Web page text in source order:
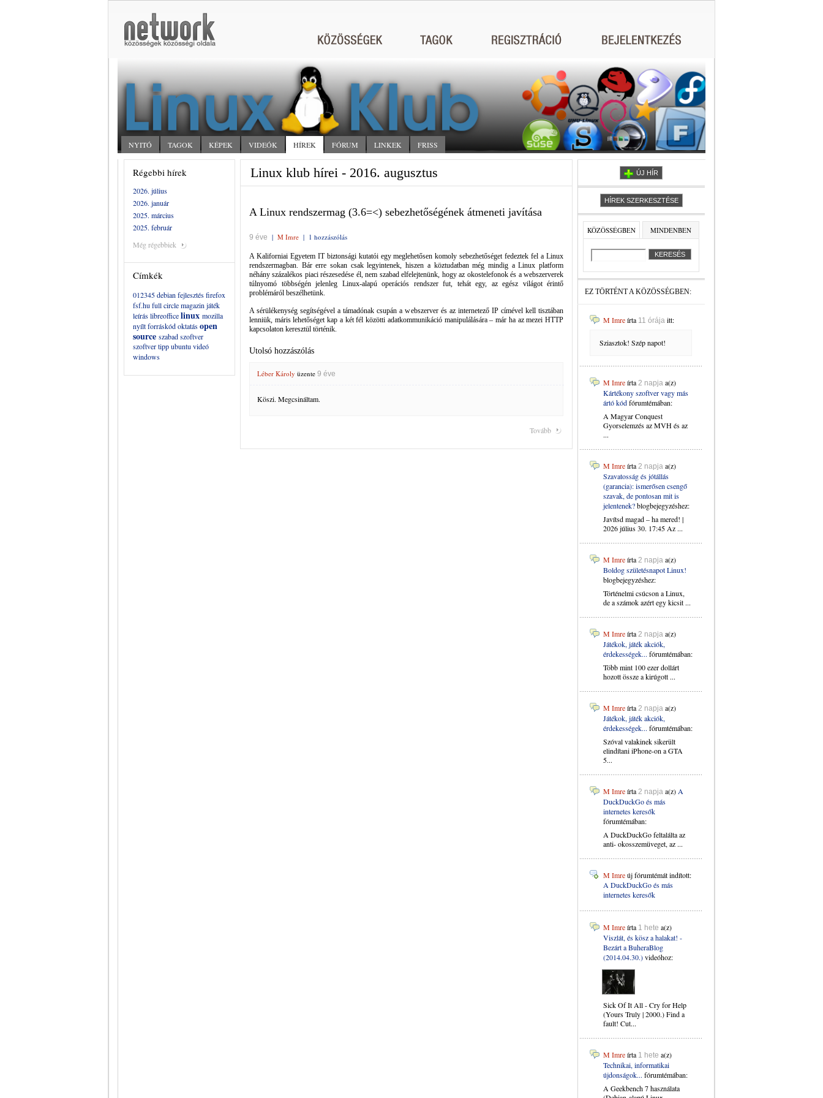
NYITÓ TAGOK KÉPEK VIDEÓK HÍREK FÓRUM LINKEK FRISS
Régebbi hírek
2026. július
2026. január
2025. március
2025. február
Még régebbiek
Címkék
012345debian fejlesztésfirefox
fsf.hu full circle magazin játék
leíráslibreofficelinux mozilla
nyílt forráskódoktatásopen
source szabad szoftver
szoftvertippubuntu videó
windows
Linux klub hírei - 2016. augusztus
A Linux rendszermag (3.6=<) sebezhetőségének átmeneti javítása
9 éve | M Imre | 1 hozzászólás
A Kaliforniai Egyetem IT biztonsági kutatói egy meglehetősen komoly sebezhetőséget fedeztek fel a Linux
rendszermagban. Bár erre sokan csak legyintenek, hiszen a köztudatban még mindig a Linux platform
néhány százalékos piaci részesedése él, nem szabad elfelejtenünk, hogy az okostelefonok és a webszerverek
túlnyomó többségén jelenleg Linux-alapú operációs rendszer fut, tehát egy, az egész világot érintő
problémáról beszélhetünk.
A sérülékenység segítségével a támadónak csupán a webszerver és az internetező IP címével kell tisztában
lenniük, máris lehetőséget kap a két fél közötti adatkommunikáció manipulálására – már ha az mezei HTTP
kapcsolaton keresztül történik.
Utolsó hozzászólás
Léber Károly üzente 9 éve
Köszi. Megcsináltam.
Tovább
ÚJ HÍR
HÍREK SZERKESZTÉSE
KÖZÖSSÉGBEN MINDENBEN
EZ TÖRTÉNT A KÖZÖSSÉGBEN:
M Imreírta 11 órája itt:
Sziasztok! Szép napot!
M Imreírta 2 napja a(z)
Kártékony szoftver vagy más
ártó kódfórumtémában:
A Magyar Conquest
Gyorselemzés az MVH és az
...
M Imreírta 2 napja a(z)
Szavatosság és jótállás
(garancia): ismerősen csengő
szavak, de pontosan mit is
jelentenek?blogbejegyzéshez:
Javítsd magad – ha mered! |
2026 július 30. 17:45 Az ...
M Imreírta 2 napja a(z)
Boldog születésnapot Linux!
blogbejegyzéshez:
Történelmi csúcson a Linux,
de a számok azért egy kicsit ...
M Imreírta 2 napja a(z)
Játékok, játék akciók,
érdekességek... fórumtémában:
Több mint 100 ezer dollárt
hozott össze a kirúgott ...
M Imreírta 2 napja a(z)
Játékok, játék akciók,
érdekességek... fórumtémában:
Szóval valakinek sikerült
elindítani iPhone-on a GTA
5...
M Imreírta 2 napja a(z) A
DuckDuckGo és más
internetes keresők
fórumtémában:
A DuckDuckGo feltalálta az
anti- okosszemüveget, az ...
M Imreúj fórumtémát indított:
A DuckDuckGo és más
internetes keresők
M Imreírta 1 hete a(z)
Viszlát, és kösz a halakat! -
Bezárt a BuheraBlog
(2014.04.30.)videóhoz:
Sick Of It All - Cry for Help
(Yours Truly | 2000.) Find a
fault! Cut...
M Imreírta 1 hete a(z)
Technikai, informatikai
újdonságok... fórumtémában:
A Geekbench 7 használata